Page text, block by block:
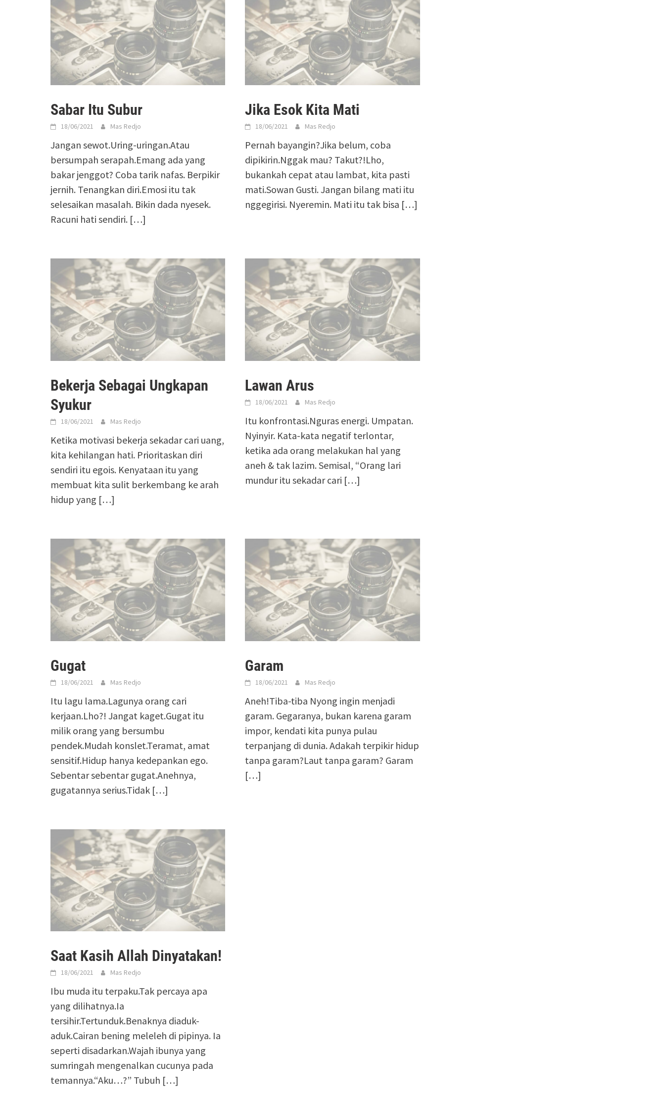
Sabar Itu Subur
18/06/2021 Mas Redjo
Jangan sewot.Uring-uringan.Atau
bersumpah serapah.Emang ada yang
bakar jenggot? Coba tarik nafas. Berpikir
jernih. Tenangkan diri.Emosi itu tak
selesaikan masalah. Bikin dada nyesek.
Racuni hati sendiri. […]
Jika Esok Kita Mati
18/06/2021 Mas Redjo
Pernah bayangin?Jika belum, coba
dipikirin.Nggak mau? Takut?!Lho,
bukankah cepat atau lambat, kita pasti
mati.Sowan Gusti. Jangan bilang mati itu
nggegirisi. Nyeremin. Mati itu tak bisa […]
Bekerja Sebagai Ungkapan
Syukur
18/06/2021 Mas Redjo
Ketika motivasi bekerja sekadar cari uang,
kita kehilangan hati. Prioritaskan diri
sendiri itu egois. Kenyataan itu yang
membuat kita sulit berkembang ke arah
hidup yang […]
Lawan Arus
18/06/2021 Mas Redjo
Itu konfrontasi.Nguras energi. Umpatan.
Nyinyir. Kata-kata negatif terlontar,
ketika ada orang melakukan hal yang
aneh & tak lazim. Semisal, “Orang lari
mundur itu sekadar cari […]
Gugat
18/06/2021 Mas Redjo
Itu lagu lama.Lagunya orang cari
kerjaan.Lho?! Jangat kaget.Gugat itu
milik orang yang bersumbu
pendek.Mudah konslet.Teramat, amat
sensitif.Hidup hanya kedepankan ego.
Sebentar sebentar gugat.Anehnya,
gugatannya serius.Tidak […]
Garam
18/06/2021 Mas Redjo
Aneh!Tiba-tiba Nyong ingin menjadi
garam. Gegaranya, bukan karena garam
impor, kendati kita punya pulau
terpanjang di dunia. Adakah terpikir hidup
tanpa garam?Laut tanpa garam? Garam
[…]
Saat Kasih Allah Dinyatakan!
18/06/2021 Mas Redjo
Ibu muda itu terpaku.Tak percaya apa
yang dilihatnya.Ia
tersihir.Tertunduk.Benaknya diaduk-
aduk.Cairan bening meleleh di pipinya. Ia
seperti disadarkan.Wajah ibunya yang
sumringah mengenalkan cucunya pada
temannya.“Aku…?” Tubuh […]